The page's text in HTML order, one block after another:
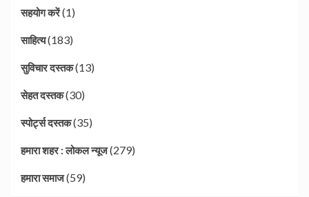
सहयोग करें(1)
साहित्य(183)
सुविचार दस्तक(13)
सेहत दस्तक(30)
स्पोर्ट्स दस्तक(35)
हमारा शहर : लोकल न्यूज(279)
हमारा समाज(59)